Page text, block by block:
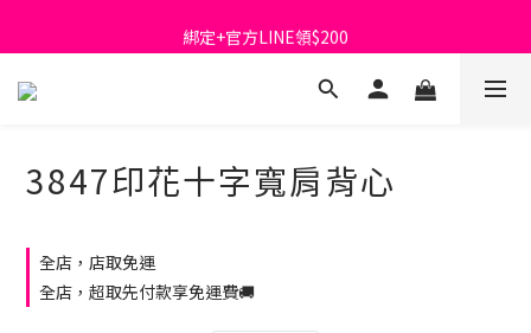
首購免運費🚚
綁定+官方LINE領$200
出清特價_買一送一
3847印花十字寬肩背心
全店，店取免運
全店，超取先付款享免運費🚚